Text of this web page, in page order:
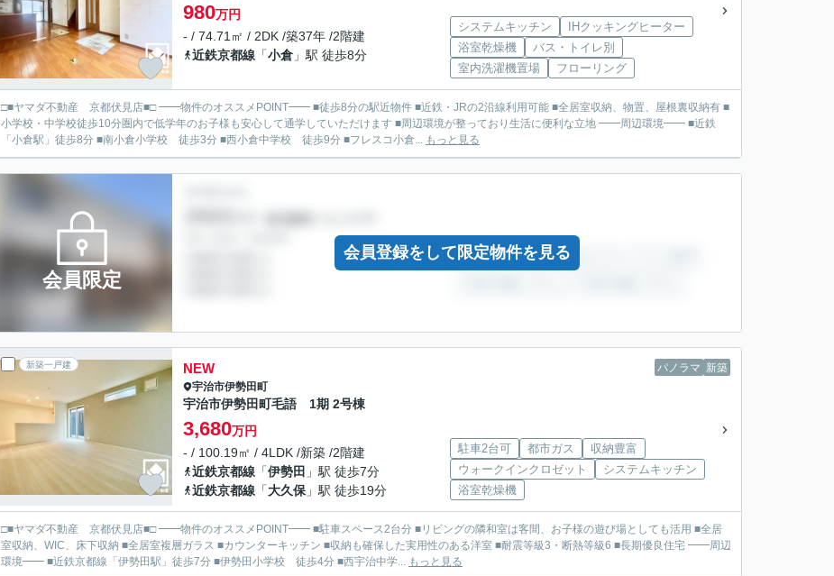
980万円
- / 74.71㎡ / 2DK /築37年 /2階建
近鉄京都線 「小倉 」駅 徒歩8分
システムキッチン
IHクッキングヒーター
浴室乾燥機
バス・トイレ別
室内洗濯機置場
フローリング
□■ヤマダ不動産 京都伏見店■□ ━━物件のオススメPOINT━━ ■徒歩8分の駅近物件 ■近鉄・JRの2沿線利用可能 ■全居室収納、物置、屋根裏収納有 ■
小学校・中学校徒歩10分圏内で低学年のお子様も安心して通学していただけます ■周辺環境が整っており生活に便利な立地 ━━周辺環境━━ ■近鉄
「小倉駅」徒歩8分 ■南小倉小学校 徒歩3分 ■西小倉中学校 徒歩9分 ■フレスコ小倉... もっと見る
会員限定
会員登録をして限定物件を見る
新築一戸建 パノラマ 新築
NEW
宇治市伊勢田町
宇治市伊勢田町毛語 1期 2号棟
3,680万円
- / 100.19㎡ / 4LDK /新築 /2階建
近鉄京都線 「伊勢田 」駅 徒歩7分
近鉄京都線 「大久保 」駅 徒歩19分
駐車2台可 都市ガス
収納豊富
ウォークインクロゼット
システムキッチン
浴室乾燥機
□■ヤマダ不動産 京都伏見店■□ ━━物件のオススメPOINT━━ ■駐車スペース2台分 ■リビングの隣和室は客間、お子様の遊び場としても活用 ■全居
室収納、WIC、床下収納 ■全居室複層ガラス ■カウンターキッチン ■収納も確保した実用性のある洋室 ■耐震等級3・断熱等級6 ■長期優良住宅 ━━周辺
環境━━ ■近鉄京都線「伊勢田駅」徒歩7分 ■伊勢田小学校 徒歩4分 ■西宇治中学... もっと見る